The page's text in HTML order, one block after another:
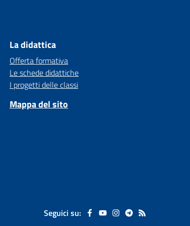
La didattica
Offerta formativa
Le schede didattiche
I progetti delle classi
Mappa del sito
Seguici su: